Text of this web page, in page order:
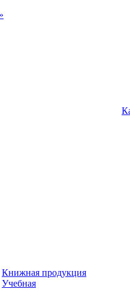
Книжная продукция
Учебная